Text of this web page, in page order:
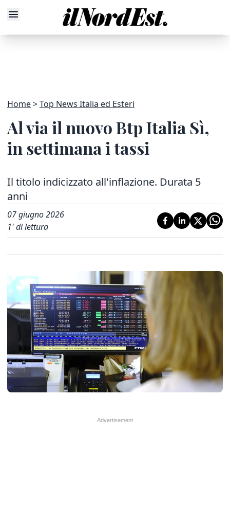
Home Top News Italia ed Esteri
Al via il nuovo Btp Italia Sì,
in settimana i tassi
Il titolo indicizzato all'inflazione. Durata 5
anni
07 giugno 2026
1' di lettura